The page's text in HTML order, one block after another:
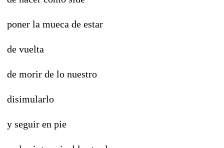
poner la mueca de estar
de vuelta
de morir de lo nuestro
disimularlo
y seguir en pie